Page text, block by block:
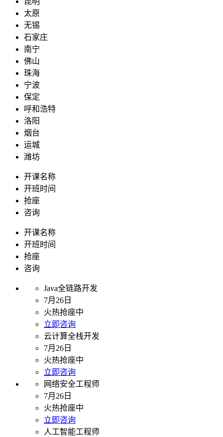
太原
无锡
石家庄
南宁
佛山
珠海
宁波
保定
呼和浩特
洛阳
烟台
运城
潍坊
开课名称
开班时间
抢座
咨询
开课名称
开班时间
抢座
咨询
Java全链路开发
7月26日
火热抢座中
立即咨询
云计算全栈开发
7月26日
火热抢座中
立即咨询
网络安全工程师
7月26日
火热抢座中
立即咨询
人工智能工程师